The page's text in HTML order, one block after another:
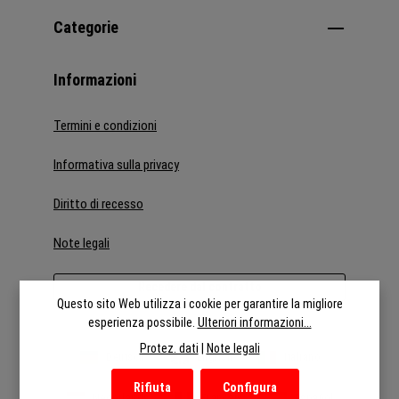
Categorie
Informazioni
Termini e condizioni
Informativa sulla privacy
Diritto di recesso
Note legali
Deutsch English
Questo sito Web utilizza i cookie per garantire la migliore
esperienza possibile. Ulteriori informazioni...
Protez. dati | Note legali
Rifiuta Configura